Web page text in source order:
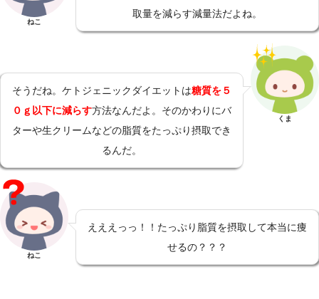
ねこ
取量を減らす減量法だよね。
そうだね。ケトジェニックダイエットは糖質を５
０ｇ以下に減らす方法なんだよ。そのかわりにバ
ターや生クリームなどの脂質をたっぷり摂取でき
るんだ。
くま
ねこ
えええっっ！！たっぷり脂質を摂取して本当に痩
せるの？？？